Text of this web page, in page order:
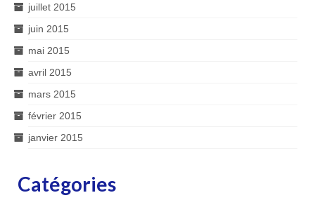
juillet 2015
juin 2015
mai 2015
avril 2015
mars 2015
février 2015
janvier 2015
Catégories